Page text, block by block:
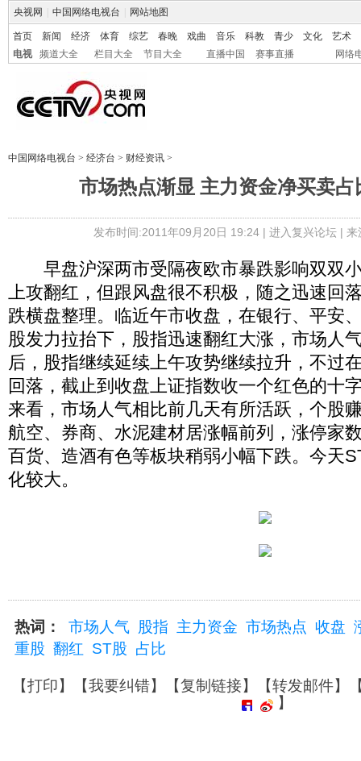
央视网 中国网络电视台 网站地图
首页 新闻 经济 体育 综艺 春晚 戏曲 音乐 科教 青少 文化
艺术
电视
频道大全 栏目大全 节目大全 直播中国 赛事直播 网络
中国网络电视台 > 经济台 > 财经资讯 >
市场热点渐显 主力资金净买卖占
发布时间:2011年09月20日 19:24 | 进入复兴论坛| 来
早盘沪深两市受隔夜欧市暴跌影响双双
上攻翻红，但跟风盘很不积极，随之迅速回
跌横盘整理。临近午市收盘，在银行、平安
股发力拉抬下，股指迅速翻红大涨，市场人
后，股指继续延续上午攻势继续拉升，不过
回落，截止到收盘上证指数收一个红色的十
来看，市场人气相比前几天有所活跃，个股
航空、券商、水泥建材居涨幅前列，涨停家
百货、造酒有色等板块稍弱小幅下跌。今天
化较大。
热词： 市场人气 股指 主力资金 市场热点 收盘
重股 翻红 ST股 占比
【打印】【我要纠错】【复制链接】【转发邮件】
】